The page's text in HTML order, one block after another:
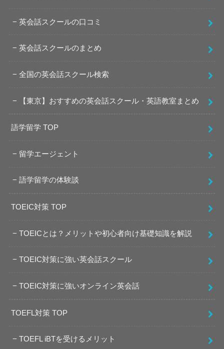
英会話スクールの口コミ
英会話スクールのまとめ
全国の英会話スクール検索
【東京】おすすめの英会話スクール・英語教室まとめ
語学留学 TOP
留学エージェント
語学留学の体験談
TOEIC対策 TOP
TOEICとは？メリットや初心者向け基礎知識を解説
TOEIC対策に強い英会話スクール
TOEIC対策に強いオンライン英会話
TOEFL対策 TOP
TOEFL iBTを受けるメリット